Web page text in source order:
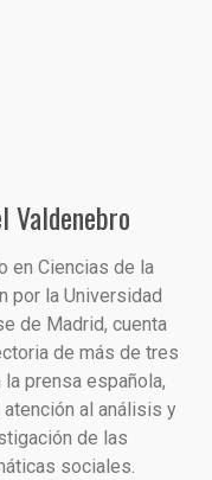
Valdenebro
en Ciencias de la
por la Universidad
de Madrid, cuenta
de más de tres
prensa española,
al análisis y
de las
sociales.